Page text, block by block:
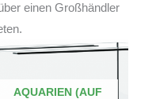
einen Großhändler
AQUARIEN (AUF